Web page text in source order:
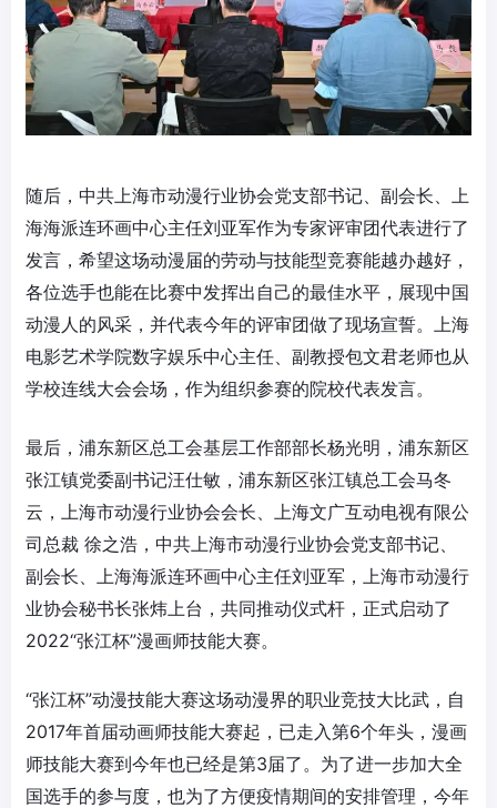
随后，中共上海市动漫行业协会党支部书记、副会长、上
海海派连环画中心主任刘亚军作为专家评审团代表进行了
发言，希望这场动漫届的劳动与技能型竞赛能越办越好，
各位选手也能在比赛中发挥出自己的最佳水平，展现中国
动漫人的风采，并代表今年的评审团做了现场宣誓。上海
电影艺术学院数字娱乐中心主任、副教授包文君老师也从
学校连线大会会场，作为组织参赛的院校代表发言。
最后，浦东新区总工会基层工作部部长杨光明，浦东新区
张江镇党委副书记汪仕敏，浦东新区张江镇总工会马冬
云，上海市动漫行业协会会长、上海文广互动电视有限公
司总裁 徐之浩，中共上海市动漫行业协会党支部书记、
副会长、上海海派连环画中心主任刘亚军，上海市动漫行
业协会秘书长张炜上台，共同推动仪式杆，正式启动了
2022“张江杯”漫画师技能大赛。
“张江杯”动漫技能大赛这场动漫界的职业竞技大比武，自
2017年首届动画师技能大赛起，已走入第6个年头，漫画
师技能大赛到今年也已经是第3届了。为了进一步加大全
国选手的参与度，也为了方便疫情期间的安排管理，今年